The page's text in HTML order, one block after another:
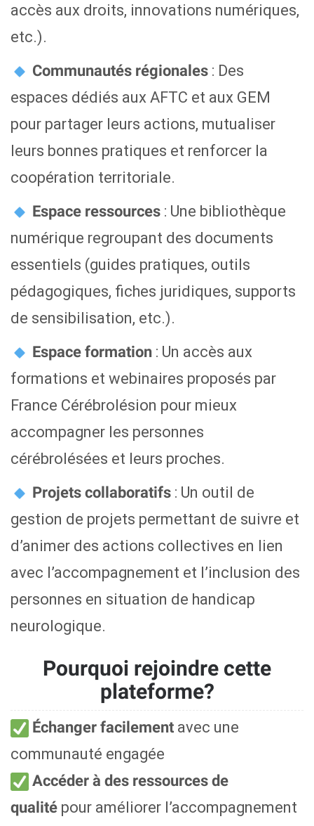
accès aux droits, innovations numériques,
etc.).
Communautés régionales : Des
espaces dédiés aux AFTC et aux GEM
pour partager leurs actions, mutualiser
leurs bonnes pratiques et renforcer la
coopération territoriale.
Espace ressources : Une bibliothèque
numérique regroupant des documents
essentiels (guides pratiques, outils
pédagogiques, fiches juridiques, supports
de sensibilisation, etc.).
Espace formation : Un accès aux
formations et webinaires proposés par
France Cérébrolésion pour mieux
accompagner les personnes
cérébrolésées et leurs proches.
Projets collaboratifs : Un outil de
gestion de projets permettant de suivre et
d’animer des actions collectives en lien
avec l’accompagnement et l’inclusion des
personnes en situation de handicap
neurologique.
Pourquoi rejoindre cette
plateforme?
Échanger facilement avec une
communauté engagée
Accéder à des ressources de
qualité pour améliorer l’accompagnement